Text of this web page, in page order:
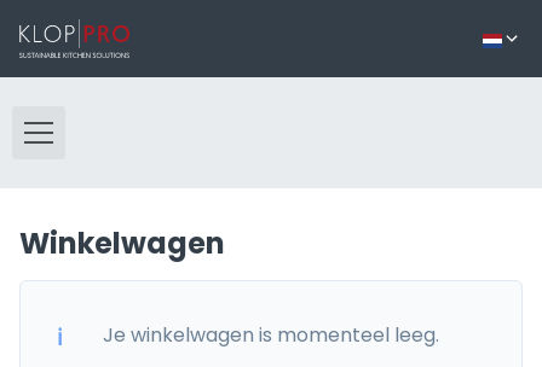
Winkelwagen
Je winkelwagen is momenteel leeg.